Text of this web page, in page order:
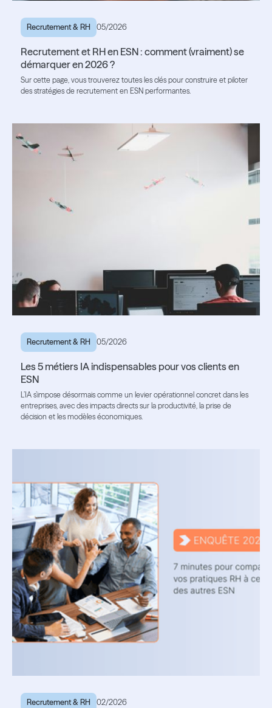
Recrutement & RH 05/2026
Recrutement et RH en ESN : comment (vraiment) se
démarquer en 2026 ?
Sur cette page, vous trouverez toutes les clés pour construire et piloter
des stratégies de recrutement en ESN performantes.
Recrutement & RH 05/2026
Les 5 métiers IA indispensables pour vos clients en
ESN
L’IA s’impose désormais comme un levier opérationnel concret dans les
entreprises, avec des impacts directs sur la productivité, la prise de
décision et les modèles économiques.
Recrutement & RH 02/2026